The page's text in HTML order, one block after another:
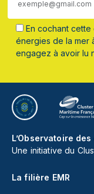
En cochant cette
énergies de la mer
engagez à avoir lu
L’Observatoire
Une initiative du
La filière EMR